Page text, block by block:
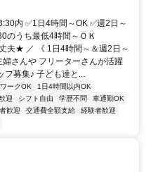
内 ✅1日4時間～OK ✅週2日～
のうち最低4時間～ＯＫ
夫★ ／ 《 1日4時間～＆週2日～
さんや フリーターさんが活躍
フ募集♪ 子ども達と...
ークOK
1日4時間以内OK
迎 シフト自由 学歴不問
車通勤OK
歓迎 交通費全額支給
経験者歓迎